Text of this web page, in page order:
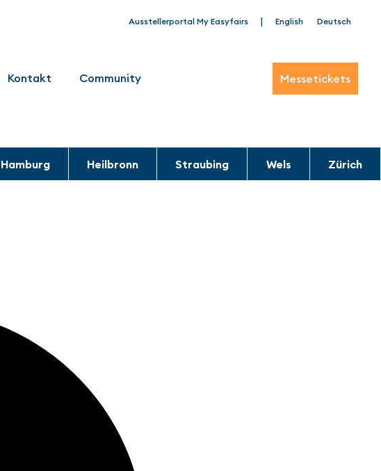
Ausstellerportal My Easyfairs | English Deutsch
Kontakt Community Messetickets
Hamburg Heilbronn Straubing Wels Zürich